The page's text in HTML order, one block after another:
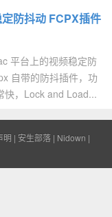
防抖动 FCPX插件
平台上的视频稳定防
自带的防抖插件，功
快，Lock and Load...
明 | 安生部落 | Nidown |